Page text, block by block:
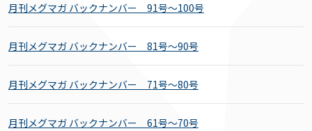
月刊メグマガ バックナンバー 91号～100号
月刊メグマガ バックナンバー 81号～90号
月刊メグマガ バックナンバー 71号～80号
月刊メグマガ バックナンバー 61号～70号